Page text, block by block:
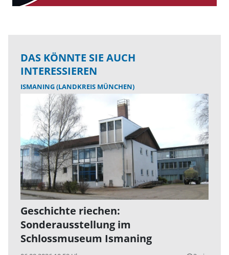
DAS KÖNNTE SIE AUCH
INTERESSIEREN
ISMANING (LANDKREIS MÜNCHEN)
Geschichte riechen:
Sonderausstellung im
Schlossmuseum Ismaning